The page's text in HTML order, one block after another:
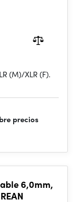
(M)/XLR (F).
precios
6,0mm,